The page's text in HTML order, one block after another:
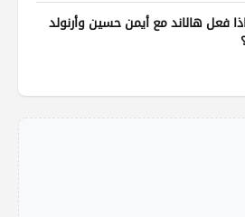
فعل هالاند مع أيمن حسين وأرنولد